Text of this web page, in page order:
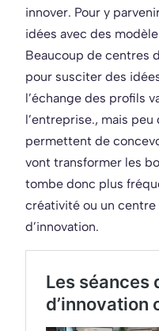
innover. Pour y
idées avec des
Beaucoup de centres
pour susciter des
l’échange des profils
l’entreprise., mais
permettent de
vont transformer les
tombe donc plus
créativité ou un
d’innovation.